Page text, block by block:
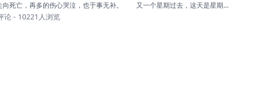
死亡，再多的伤心哭泣，也于事无补。 又一个星期过去，这天是星期
地回头，看见身后空荡荡的座位，心里也空荡荡。 她很害怕突然收到
论 - 10221人浏览